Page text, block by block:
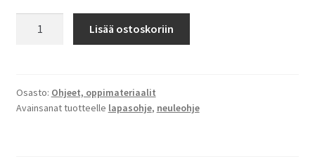
Lisää ostoskoriin
Osasto: Ohjeet, oppimateriaalit
Avainsanat tuotteelle lapasohje, neuleohje